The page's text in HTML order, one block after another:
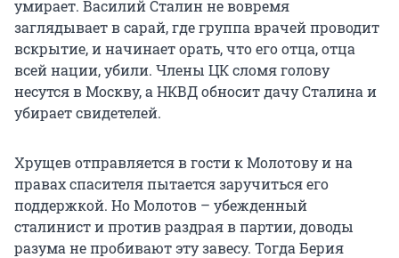
умирает. Василий Сталин не вовремя
заглядывает в сарай, где группа врачей проводит
вскрытие, и начинает орать, что его отца, отца
всей нации, убили. Члены ЦК сломя голову
несутся в Москву, а НКВД обносит дачу Сталина и
убирает свидетелей.
Хрущев отправляется в гости к Молотову и на
правах спасителя пытается заручиться его
поддержкой. Но Молотов – убежденный
сталинист и против раздрая в партии, доводы
разума не пробивают эту завесу. Тогда Берия